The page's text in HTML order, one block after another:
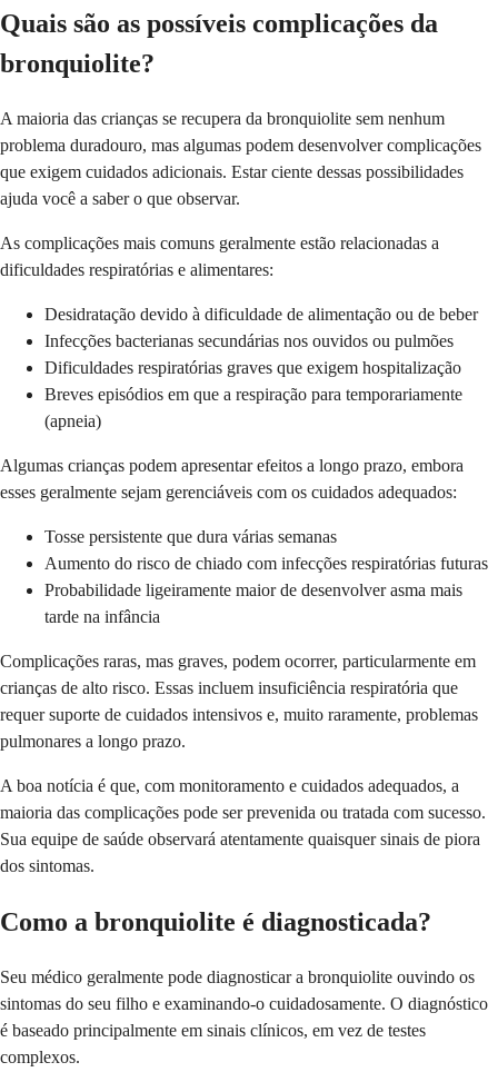
Quais são as possíveis complicações da
bronquiolite?
A maioria das crianças se recupera da bronquiolite sem nenhum
problema duradouro, mas algumas podem desenvolver complicações
que exigem cuidados adicionais. Estar ciente dessas possibilidades
ajuda você a saber o que observar.
As complicações mais comuns geralmente estão relacionadas a
dificuldades respiratórias e alimentares:
Desidratação devido à dificuldade de alimentação ou de beber
Infecções bacterianas secundárias nos ouvidos ou pulmões
Dificuldades respiratórias graves que exigem hospitalização
Breves episódios em que a respiração para temporariamente
(apneia)
Algumas crianças podem apresentar efeitos a longo prazo, embora
esses geralmente sejam gerenciáveis com os cuidados adequados:
Tosse persistente que dura várias semanas
Aumento do risco de chiado com infecções respiratórias futuras
Probabilidade ligeiramente maior de desenvolver asma mais
tarde na infância
Complicações raras, mas graves, podem ocorrer, particularmente em
crianças de alto risco. Essas incluem insuficiência respiratória que
requer suporte de cuidados intensivos e, muito raramente, problemas
pulmonares a longo prazo.
A boa notícia é que, com monitoramento e cuidados adequados, a
maioria das complicações pode ser prevenida ou tratada com sucesso.
Sua equipe de saúde observará atentamente quaisquer sinais de piora
dos sintomas.
Como a bronquiolite é diagnosticada?
Seu médico geralmente pode diagnosticar a bronquiolite ouvindo os
sintomas do seu filho e examinando-o cuidadosamente. O diagnóstico
é baseado principalmente em sinais clínicos, em vez de testes
complexos.